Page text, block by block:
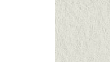
14. 크로이체르
15. 신부 세르기
16. 세 죽음